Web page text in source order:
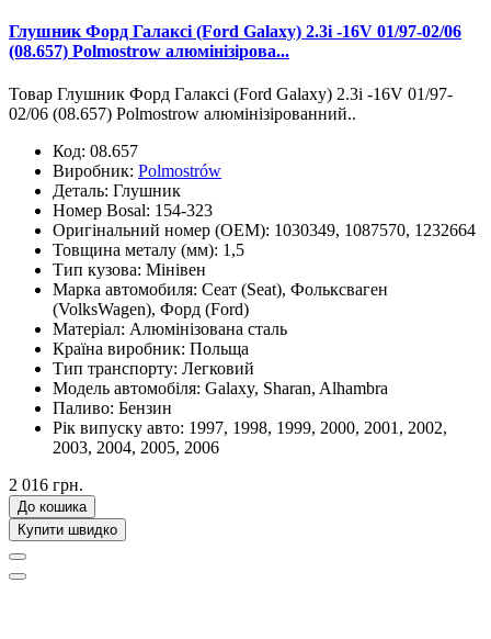
Глушник Форд Галаксі (Ford Galaxy) 2.3i -16V 01/97-02/06
(08.657) Polmostrow алюмінізірова...
Товар Глушник Форд Галаксі (Ford Galaxy) 2.3i -16V 01/97-
02/06 (08.657) Polmostrow алюмінізірованний..
Код: 08.657
Виробник: Polmostrów
Деталь: Глушник
Номер Bosal: 154-323
Оригінальний номер (OEM): 1030349, 1087570, 1232664
Товщина металу (мм): 1,5
Тип кузова: Мінівен
Марка автомобиля: Сеат (Seat), Фольксваген
(VolksWagen), Форд (Ford)
Матеріал: Алюмінізована сталь
Країна виробник: Польща
Тип транспорту: Легковий
Модель автомобіля: Galaxy, Sharan, Alhambra
Паливо: Бензин
Рік випуску авто: 1997, 1998, 1999, 2000, 2001, 2002,
2003, 2004, 2005, 2006
2 016 грн.
До кошика
Купити швидко